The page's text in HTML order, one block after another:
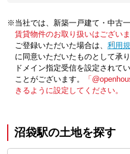
※当社では、新築一戸建て・中古
賃貸物件のお取り扱いはござい
ご登録いただいた場合は、「利用
に同意いただいたものとして承り
ドメイン指定受信を設定されて
ことがございます。
「
きるように設定してください。
沼袋駅の土地を探す